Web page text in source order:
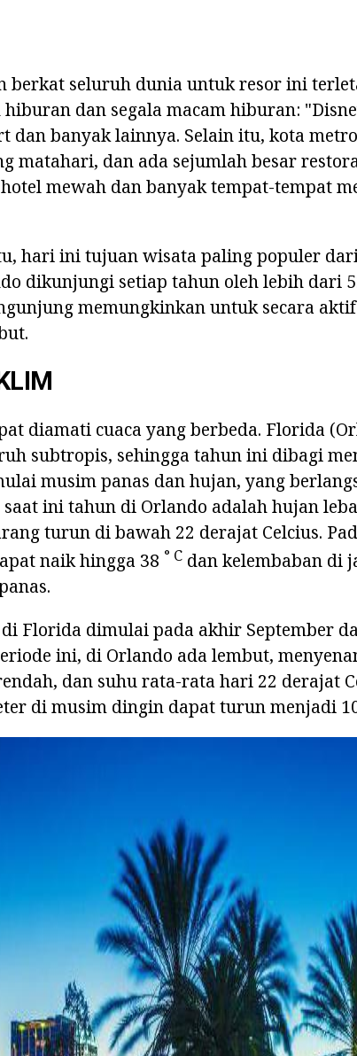
berkat seluruh dunia untuk resor ini
dan segala macam hiburan:
dan banyak lainnya. Selain itu, kota
matahari, dan ada sejumlah besar
mewah dan banyak tempat-tempat
hari ini tujuan wisata paling populer
dikunjungi setiap tahun oleh lebih dari
memungkinkan untuk secara
diamati cuaca yang berbeda. Florida
subtropis, sehingga tahun ini dibagi
musim panas dan hujan, yang
saat ini tahun di Orlando adalah hujan
turun di bawah 22 derajat Celcius.
naik hingga 38 ° C dan kelembaban di
Florida dimulai pada akhir September
ini, di Orlando ada lembut,
dan suhu rata-rata hari 22 derajat
di musim dingin dapat turun menjadi